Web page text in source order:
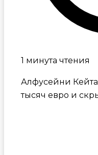
1 минута чтения
Алфусейни
тысяч евро и